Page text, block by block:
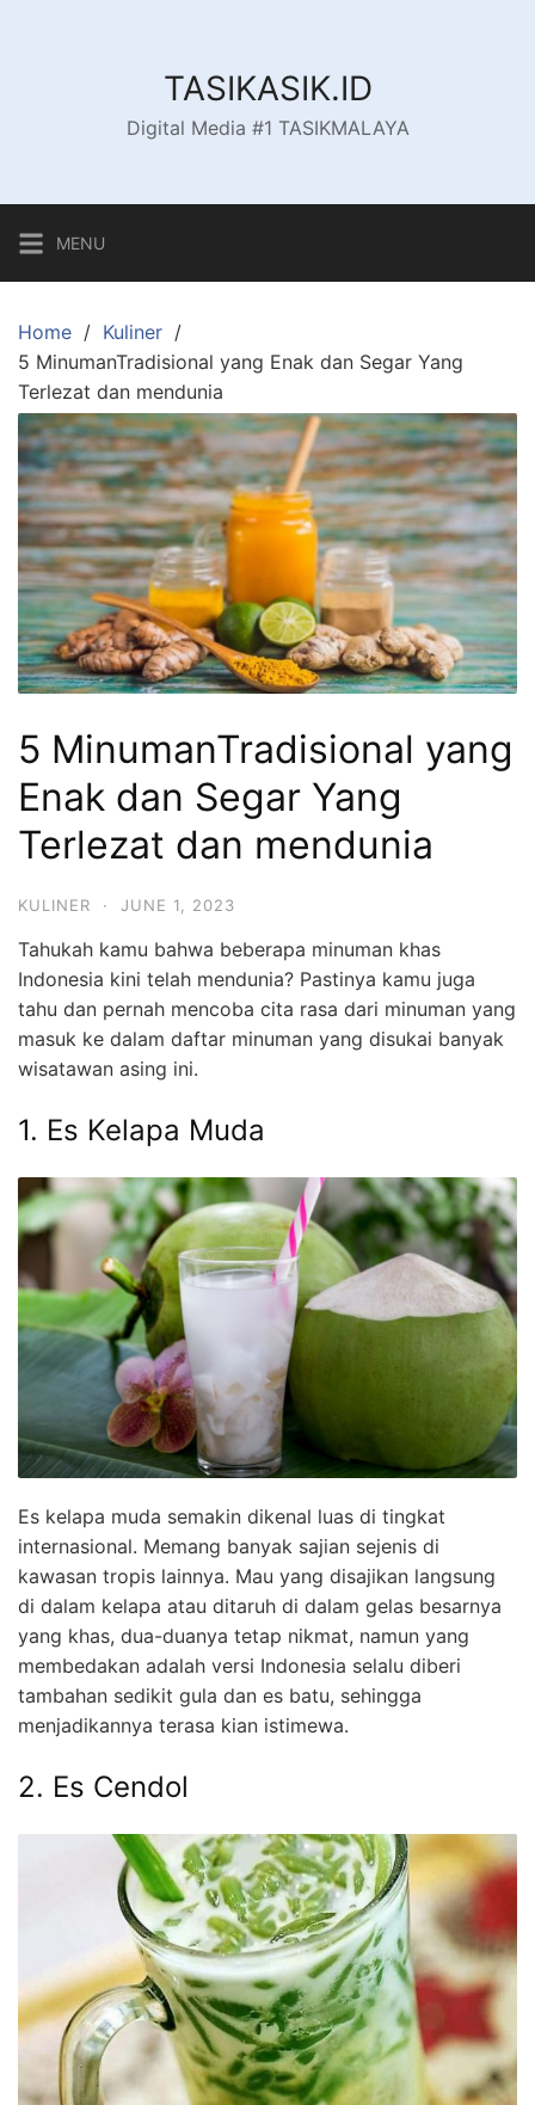
TASIKASIK.ID
Digital Media #1 TASIKMALAYA
MENU
Home
Kuliner
5 MinumanTradisional yang Enak dan Segar Yang
Terlezat dan mendunia
5 MinumanTradisional yang
Enak dan Segar Yang
Terlezat dan mendunia
KULINER · JUNE 1, 2023
Tahukah kamu bahwa beberapa minuman khas
Indonesia kini telah mendunia? Pastinya kamu juga
tahu dan pernah mencoba cita rasa dari minuman yang
masuk ke dalam daftar minuman yang disukai banyak
wisatawan asing ini.
1. Es Kelapa Muda
Es kelapa muda semakin dikenal luas di tingkat
internasional. Memang banyak sajian sejenis di
kawasan tropis lainnya. Mau yang disajikan langsung
di dalam kelapa atau ditaruh di dalam gelas besarnya
yang khas, dua-duanya tetap nikmat, namun yang
membedakan adalah versi Indonesia selalu diberi
tambahan sedikit gula dan es batu, sehingga
menjadikannya terasa kian istimewa.
2. Es Cendol